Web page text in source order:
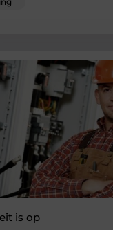
is op